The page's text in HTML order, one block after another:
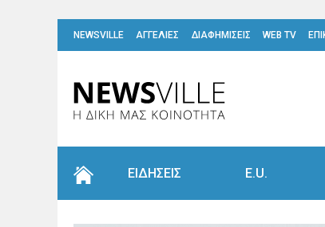
NEWSVILLE ΑΓΓΕΛΙΕΣ ΔΙΑΦΗΜΙΣΕΙΣ WEB TV
ΕΙΔΗΣΕΙΣ E.U.